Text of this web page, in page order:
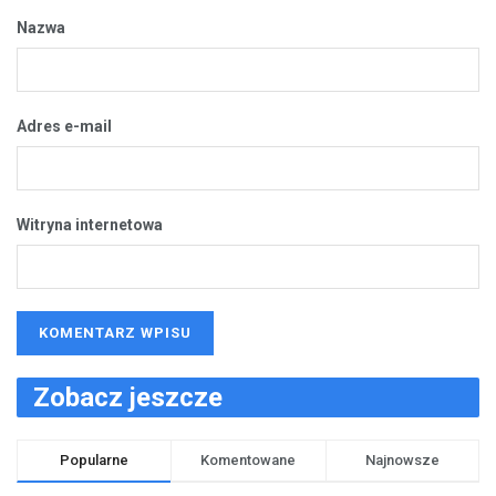
Nazwa
Adres e-mail
Witryna internetowa
Zobacz jeszcze
Popularne Komentowane Najnowsze